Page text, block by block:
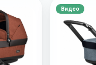
Видео